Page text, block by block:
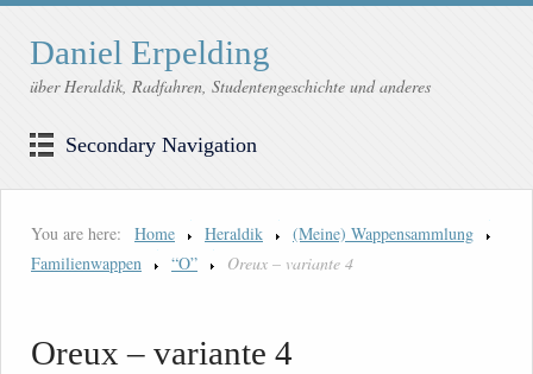
Daniel Erpelding
über Heraldik, Radfahren, Studentengeschichte und anderes
Secondary Navigation
You are here: Home Heraldik
(Meine) Wappensammlung
Familienwappen
“O” Oreux – variante 4
Oreux – variante 4